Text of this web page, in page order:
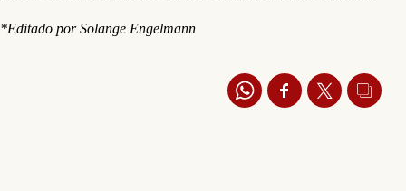
*Editado por Solange Engelmann